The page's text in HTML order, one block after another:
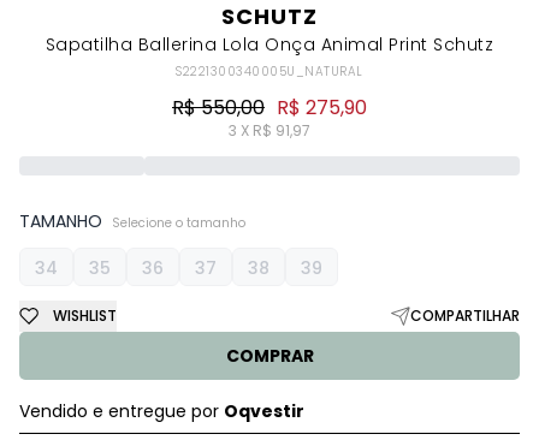
SCHUTZ
Sapatilha Ballerina Lola Onça Animal Print Schutz
S2221300340005U_NATURAL
R$ 550,00 R$ 275,90
3 X R$ 91,97
TAMANHO Selecione o tamanho
34 35 36 37 38 39
COMPRAR
WISHLIST COMPARTILHAR
Vendido e entregue por Oqvestir